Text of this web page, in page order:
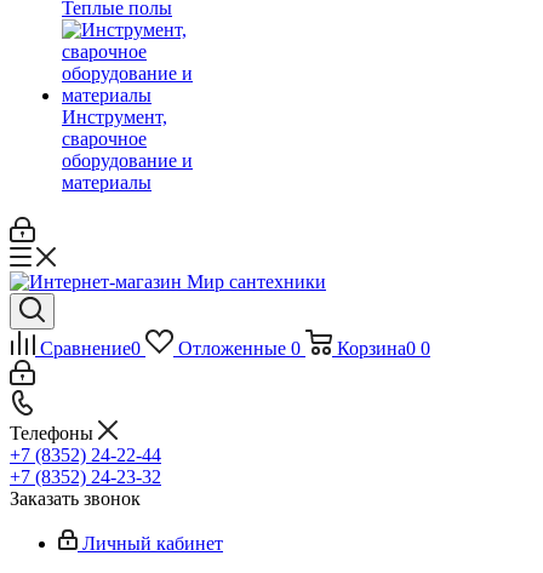
Теплые полы
Инструмент,
сварочное
оборудование и
материалы
Сравнение0 Отложенные 0 Корзина0 0
Телефоны
+7 (8352) 24-22-44
+7 (8352) 24-23-32
Заказать звонок
Личный кабинет